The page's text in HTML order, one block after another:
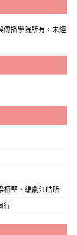
傳播學院所有，未經
栢堅、編劇江皓昕
行